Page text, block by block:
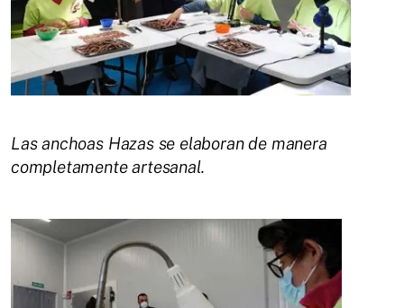
Las anchoas Hazas se elaboran de manera
completamente artesanal.